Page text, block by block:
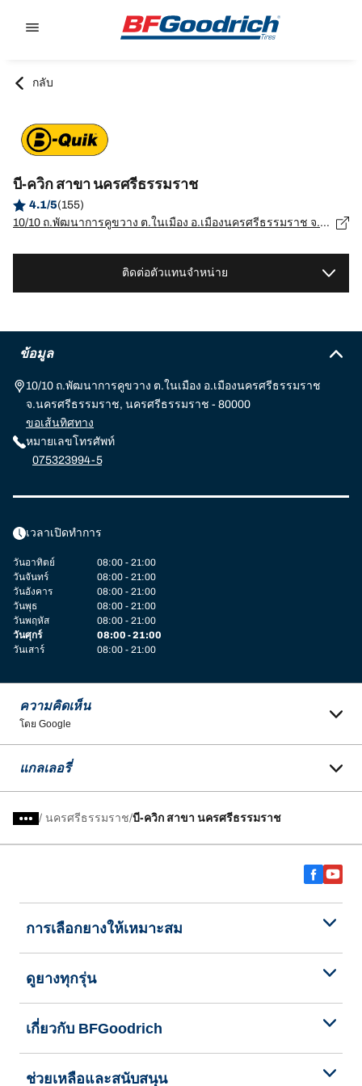
กลับ
บี-ควิก สาขา นครศรีธรรมราช
4.1/5(155)
10/10 ถ.พัฒนาการคูขวาง ต.ในเมือง อ.เมืองนครศรีธรรมราช จ.นครศรีธรรมราช, นครศรีธรรมราช - 80000
ติดต่อตัวแทนจำหน่าย
ข้อมูล
10/10 ถ.พัฒนาการคูขวาง ต.ในเมือง อ.เมืองนครศรีธรรมราช
จ.นครศรีธรรมราช, นครศรีธรรมราช - 80000
ขอเส้นทิศทาง
หมายเลขโทรศัพท์
075323994-5
เวลาเปิดทำการ
วันอาทิตย์
08:00 - 21:00
วันจันทร์
08:00 - 21:00
วันอังคาร
08:00 - 21:00
วันพุธ
08:00 - 21:00
วันพฤหัส
08:00 - 21:00
วันศุกร์
08:00 - 21:00
วันเสาร์
08:00 - 21:00
ความคิดเห็น
โดย Google
แกลเลอรี่
/ นครศรีธรรมราช บี-ควิก สาขา นครศรีธรรมราช
การเลือกยางให้เหมาะสม
ดูยางทุกรุ่น
เกี่ยวกับ BFGoodrich
ช่วยเหลือและสนับสนุน